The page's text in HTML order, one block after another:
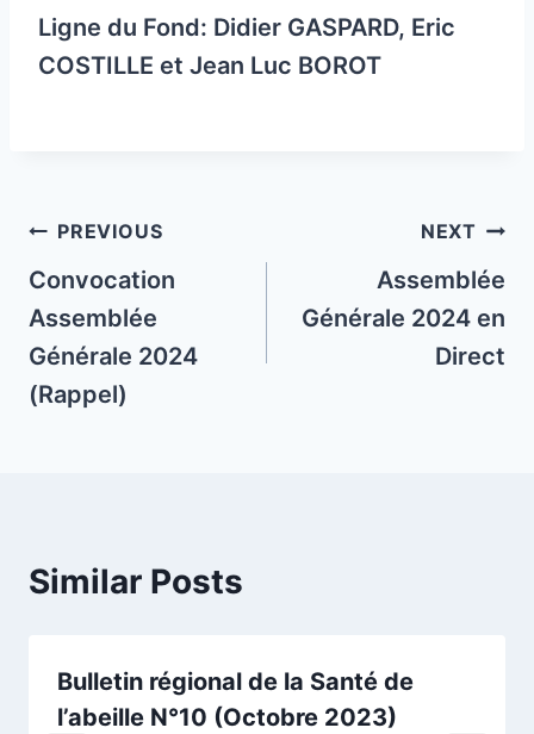
Ligne du Fond: Didier GASPARD, Eric
COSTILLE et Jean Luc BOROT
Post
navigation
PREVIOUS
Convocation
Assemblée
Générale 2024
(Rappel)
NEXT
Assemblée
Générale 2024 en
Direct
Similar Posts
Bulletin régional de la Santé de
l’abeille N°10 (Octobre 2023)